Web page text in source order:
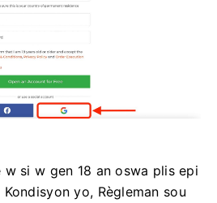
w si w gen 18 an oswa plis epi
yo, Règleman sou